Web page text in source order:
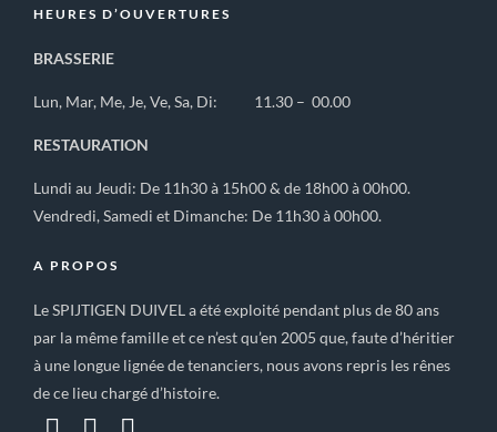
HEURES D’OUVERTURES
BRASSERIE
Lun, Mar, Me, Je, Ve, Sa, Di: 11.30 – 00.00
RESTAURATION
Lundi au Jeudi: De 11h30 à 15h00 & de 18h00 à 00h00.
Vendredi, Samedi et Dimanche: De 11h30 à 00h00.
A PROPOS
Le SPIJTIGEN DUIVEL a été exploité pendant plus de 80 ans
par la même famille et ce n’est qu’en 2005 que, faute d’héritier
à une longue lignée de tenanciers, nous avons repris les rênes
de ce lieu chargé d’histoire.